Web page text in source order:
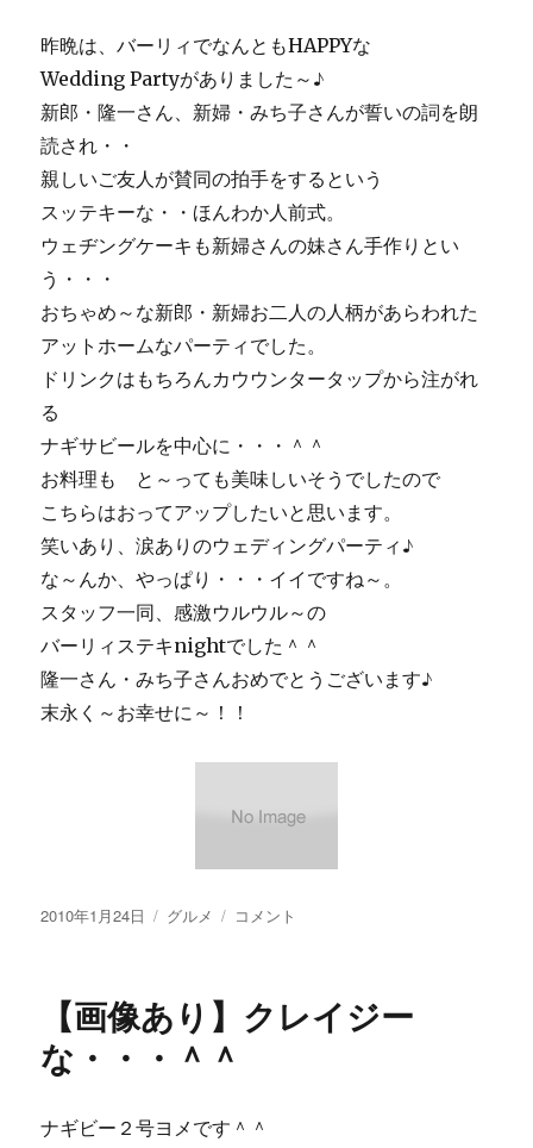
グ
の
お
こ
ん
カ
ジ
♪
に
昨晩は、バーリィでなんともHAPPYな
Wedding Partyがありました～♪
新郎・隆一さん、新婦・みち子さんが誓いの詞を朗
読され・・
親しいご友人が賛同の拍手をするという
スッテキーな・・ほんわか人前式。
ウェヂングケーキも新婦さんの妹さん手作りとい
う・・・
おちゃめ～な新郎・新婦お二人の人柄があらわれた
アットホームなパーティでした。
ドリンクはもちろんカウウンタータップから注がれ
る
ナギサビールを中心に・・・＾＾
お料理も と～っても美味しいそうでしたので
こちらはおってアップしたいと思います。
笑いあり、涙ありのウェディングパーティ♪
な～んか、やっぱり・・・イイですね～。
スタッフ一同、感激ウルウル～の
バーリィステキnightでした＾＾
隆一さん・みち子さんおめでとうございます♪
末永く～お幸せに～！！
投
2010年1月24日
カ
ー
グルメ
【画
Wedding
Party
コメント
【画像あり】クレイジー
な・・・＾＾
ナギビー２号ヨメです＾＾